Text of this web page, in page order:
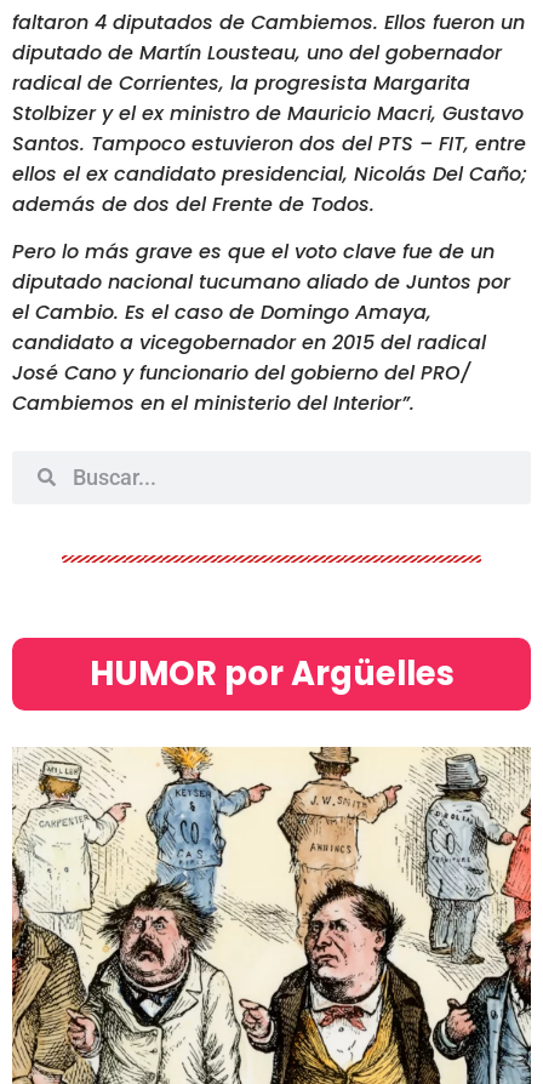
faltaron 4 diputados de Cambiemos. Ellos fueron un
diputado de Martín Lousteau, uno del gobernador
radical de Corrientes, la progresista Margarita
Stolbizer y el ex ministro de Mauricio Macri, Gustavo
Santos. Tampoco estuvieron dos del PTS – FIT, entre
ellos el ex candidato presidencial, Nicolás Del Caño;
además de dos del Frente de Todos.
Pero lo más grave es que el voto clave fue de un
diputado nacional tucumano aliado de Juntos por
el Cambio. Es el caso de Domingo Amaya,
candidato a vicegobernador en 2015 del radical
José Cano y funcionario del gobierno del PRO/
Cambiemos en el ministerio del Interior”.
HUMOR por Argüelles​